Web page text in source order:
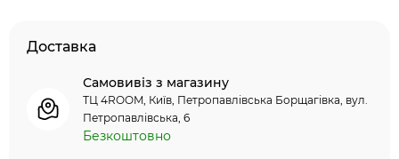
Доставка
Самовивіз з магазину
ТЦ 4ROOM, Київ, Петропавлівська Борщагівка, вул.
Петропавлівська, 6
Безкоштовно